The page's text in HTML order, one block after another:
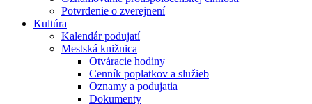
Potvrdenie o zverejnení
Kultúra
Kalendár podujatí
Mestská knižnica
Otváracie hodiny
Cenník poplatkov a služieb
Oznamy a podujatia
Dokumenty